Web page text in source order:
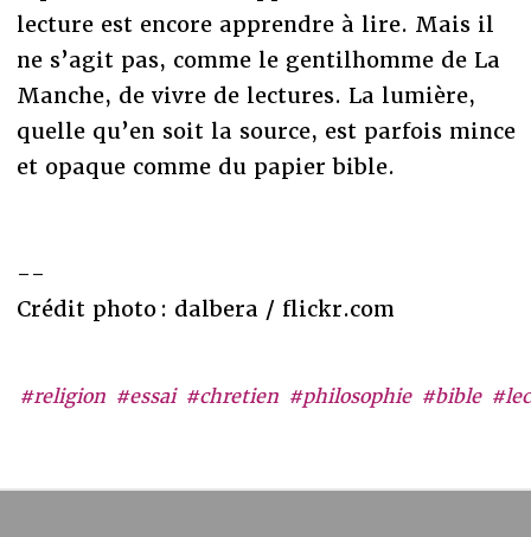
#religion #essai #chretien #philosophie #bible
lecture est encore apprendre à lire. Mais il
ne s’agit pas, comme le gentilhomme de La
Manche, de vivre de lectures. La lumière,
quelle qu’en soit la source, est parfois mince
et opaque comme du papier bible.
--
Crédit photo : dalbera / flickr.com